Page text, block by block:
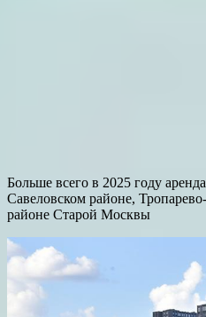
Больше всего в 2025 году
Савеловском районе,
районе Старой Москвы